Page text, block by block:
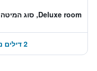
Deluxe room, סוג המיטה לא ידוע
2 דילים נוספים החל מ-₪31